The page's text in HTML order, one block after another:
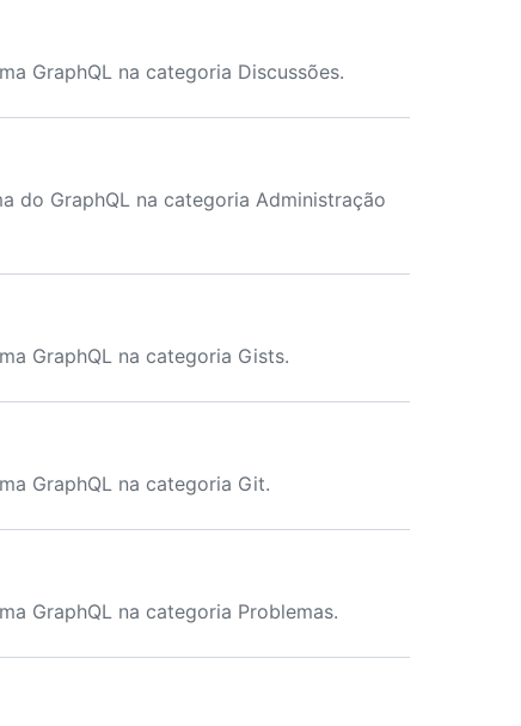
GraphQL na categoria Discussões.
do GraphQL na categoria Administração
GraphQL na categoria Gists.
GraphQL na categoria Git.
GraphQL na categoria Problemas.